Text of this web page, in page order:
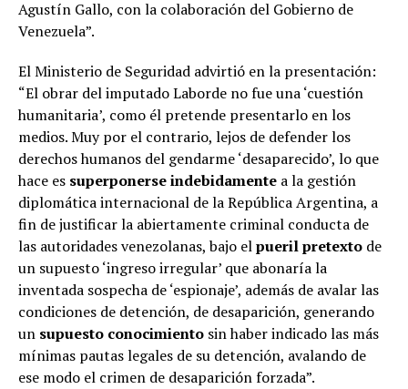
Agustín Gallo, con la colaboración del Gobierno de
Venezuela”.
El Ministerio de Seguridad advirtió en la presentación:
“El obrar del imputado Laborde no fue una ‘cuestión
humanitaria’, como él pretende presentarlo en los
medios. Muy por el contrario, lejos de defender los
derechos humanos del gendarme ‘desaparecido’, lo que
hace es superponerse indebidamente a la gestión
diplomática internacional de la República Argentina, a
fin de justificar la abiertamente criminal conducta de
las autoridades venezolanas, bajo elpueril pretexto de
un supuesto ‘ingreso irregular’ que abonaría la
inventada sospecha de ‘espionaje’, además de avalar las
condiciones de detención, de desaparición, generando
un supuesto conocimiento sin haber indicado las más
mínimas pautas legales de su detención, avalando de
ese modo el crimen de desaparición forzada”.